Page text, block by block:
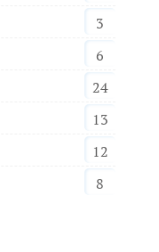
3
6
24
13
12
8